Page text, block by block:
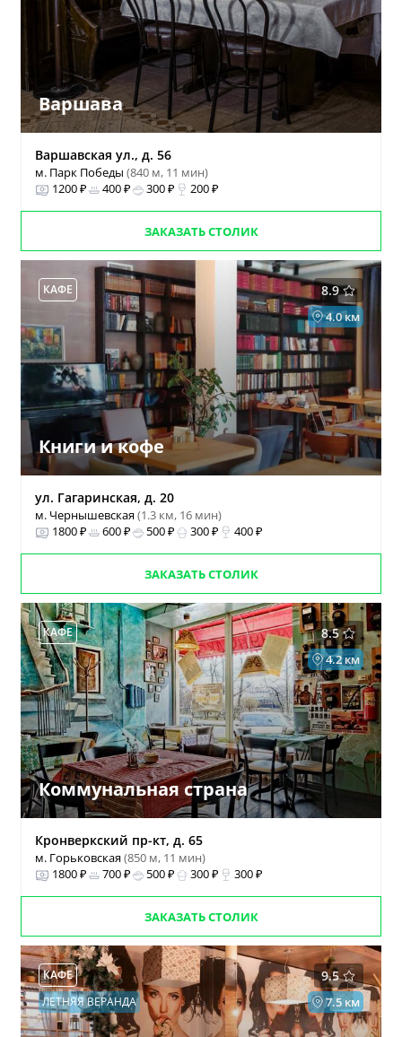
Варшава
Варшавская ул., д. 56
м. Парк Победы (840 м, 11 мин)
1200 ₽
400 ₽ 300 ₽ 200 ₽
ЗАКАЗАТЬ СТОЛИК
8.9
КАФЕ
4.0 км
Книги и кофе
ул. Гагаринская, д. 20
м. Чернышевская(1.3 км, 16 мин)
1800 ₽
600 ₽ 500 ₽ 300 ₽ 400 ₽
ЗАКАЗАТЬ СТОЛИК
8.5
КАФЕ
4.2 км
Коммунальная страна
Кронверкский пр-кт, д. 65
м. Горьковская(850 м, 11 мин)
1800 ₽
700 ₽ 500 ₽ 300 ₽ 300 ₽
ЗАКАЗАТЬ СТОЛИК
9.5
КАФЕ
7.5 км
ЛЕТНЯЯ ВЕРАНДА